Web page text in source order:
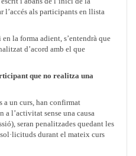
l’accés als participants en llista
la forma adient, s’entendrà que
d’acord amb el que
que no realitza una
a un curs, han confirmat
a l’activitat sense una causa
seran penalitzades quedant les
durant el mateix curs